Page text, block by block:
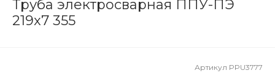
Труба электросварная ППУ-ПЭ
219x7 355
Артикул PPU3777